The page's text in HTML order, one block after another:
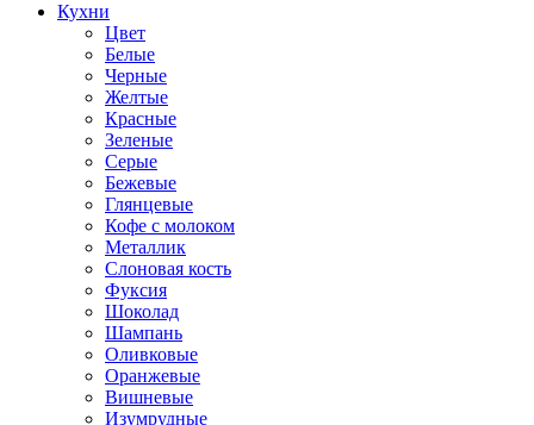
Кухни
Цвет
Белые
Черные
Желтые
Красные
Зеленые
Серые
Бежевые
Глянцевые
Кофе с молоком
Металлик
Слоновая кость
Фуксия
Шоколад
Шампань
Оливковые
Оранжевые
Вишневые
Изумрудные